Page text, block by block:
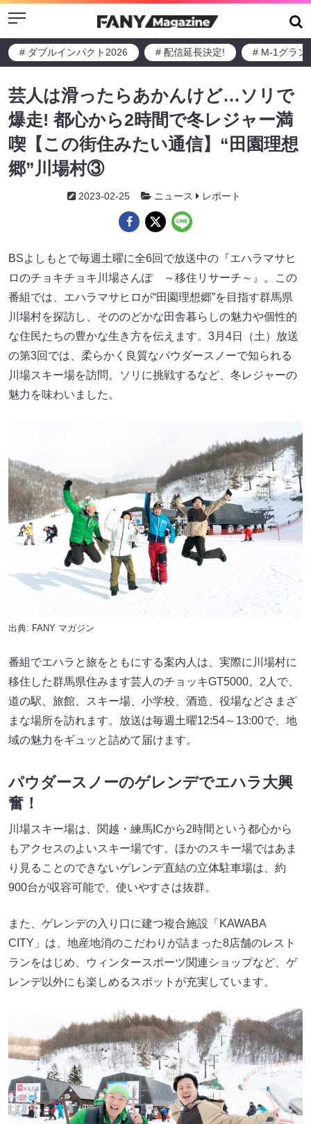
Menu
# ダブルインパクト2026 # 配信延長決定! # M-1グラン
芸人は滑ったらあかんけど…ソリで
爆走! 都心から2時間で冬レジャー満
喫【この街住みたい通信】“田園理想
郷”川場村③
2023-02-25 ニュース レポート
BSよしもとで毎週土曜に全6回で放送中の『エハラマサヒ
ロのチョキチョキ川場さんぽ ～移住リサーチ～』。この
番組では、エハラマサヒロが“田園理想郷”を目指す群馬県
川場村を探訪し、そののどかな田舎暮らしの魅力や個性的
な住民たちの豊かな生き方を伝えます。3月4日（土）放送
の第3回では、柔らかく良質なパウダースノーで知られる
川場スキー場を訪問。ソリに挑戦するなど、冬レジャーの
魅力を味わいました。
出典: FANY マガジン
番組でエハラと旅をともにする案内人は、実際に川場村に
移住した群馬県住みます芸人のチョッキGT5000。2人で、
道の駅、旅館、スキー場、小学校、酒造、役場などさまざ
まな場所を訪れます。放送は毎週土曜12:54～13:00で、地
域の魅力をギュッと詰めて届けます。
パウダースノーのゲレンデでエハラ大興
奮！
川場スキー場は、関越・練馬ICから2時間という都心から
もアクセスのよいスキー場です。ほかのスキー場ではあま
り見ることのできないゲレンデ直結の立体駐車場は、約
900台が収容可能で、使いやすさは抜群。
また、ゲレンデの入り口に建つ複合施設「KAWABA
CITY」は、地産地消のこだわりが詰まった8店舗のレスト
ランをはじめ、ウィンタースポーツ関連ショップなど、ゲ
レンデ以外にも楽しめるスポットが充実しています。